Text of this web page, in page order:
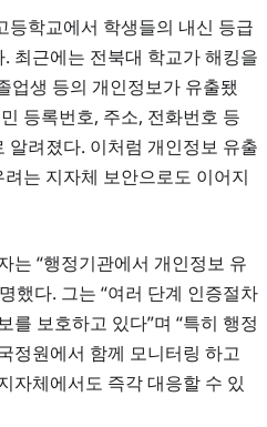
등학교에서 학생들의 내신 등급
최근에는 전북대 학교가 해킹을
업생 등의 개인정보가 유출됐
등록번호, 주소, 전화번호 등
알려졌다. 이처럼 개인정보 유출
는 지자체 보안으로도 이어지
는 “행정기관에서 개인정보 유
했다. 그는 “여러 단계 인증절차
를 보호하고 있다”며 “특히 행정
정원에서 함께 모니터링 하고
자체에서도 즉각 대응할 수 있